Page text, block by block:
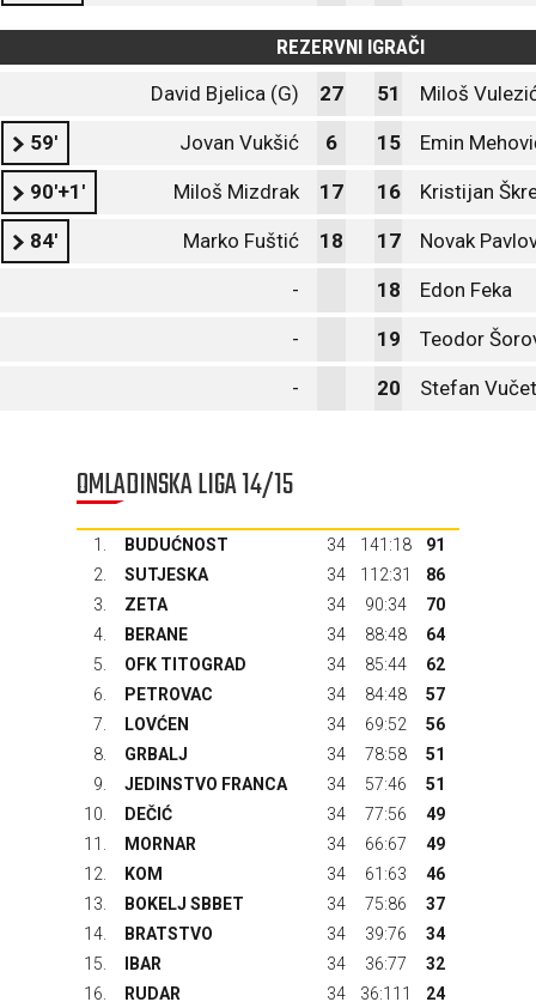
REZERVNI IGRAČI
David Bjelica (G)
27 51 Miloš
59' Jovan Vukšić 6 15 Emin
90'+1' Miloš Mizdrak 17 16 Kristijan
84' Marko Fuštić 18 17 Novak
- 18 Edon Feka
- 19 Teodor
- 20 Stefan
OMLADINSKA LIGA 14/15
1. BUDUĆNOST 34 141:18
91
2.
SUTJESKA 34 112:31
86
3.
ZETA 34 90:34
70
4.
BERANE 34 88:48
64
5.
OFK TITOGRAD 34 85:44
62
6.
PETROVAC 34 84:48
57
7.
LOVĆEN 34 69:52
56
8.
GRBALJ 34 78:58
51
9.
JEDINSTVO FRANCA 34 57:46
51
10.
DEČIĆ 34 77:56
49
11.
MORNAR 34 66:67
49
12.
KOM 34 61:63
46
13.
BOKELJ SBBET 34 75:86
37
14.
BRATSTVO 34 39:76
34
15.
IBAR 34 36:77
32
16.
RUDAR 34 36:111
24